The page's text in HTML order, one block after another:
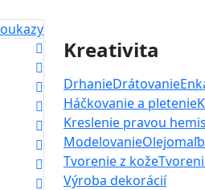
Kreativita
DrhanieDrátovanie
Háčkovanie a pletenie
Kreslenie pravou
Modelovanie
Tvorenie z kože
Výroba dekorácií